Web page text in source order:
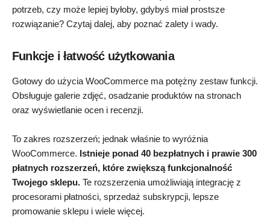
potrzeb, czy może lepiej byłoby, gdybyś miał prostsze
rozwiązanie? Czytaj dalej, aby poznać zalety i wady.
Funkcje i łatwość użytkowania
Gotowy do użycia WooCommerce ma potężny zestaw funkcji.
Obsługuje galerie zdjęć, osadzanie produktów na stronach
oraz wyświetlanie ocen i recenzji.
To zakres rozszerzeń; jednak właśnie to wyróżnia
WooCommerce. Istnieje ponad 40 bezpłatnych i prawie 300
płatnych rozszerzeń, które zwiększą funkcjonalność
Twojego sklepu. Te rozszerzenia umożliwiają integrację z
procesorami płatności, sprzedaż subskrypcji, lepsze
promowanie sklepu i wiele więcej.